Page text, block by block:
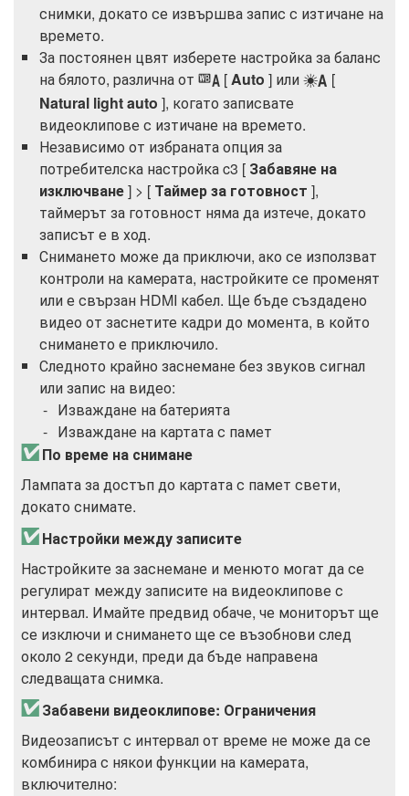
снимки, докато се извършва запис с изтичане на
времето.
За постоянен цвят изберете настройка за баланс
на бялото, различна от 4 [Auto ] или D [
Natural light auto ], когато записвате
видеоклипове с изтичане на времето.
Независимо от избраната опция за
потребителска настройка c3 [ Забавяне на
изключване] > [ Таймер за готовност ],
таймерът за готовност няма да изтече, докато
записът е в ход.
Снимането може да приключи, ако се използват
контроли на камерата, настройките се променят
или е свързан HDMI кабел. Ще бъде създадено
видео от заснетите кадри до момента, в който
снимането е приключило.
Следното крайно заснемане без звуков сигнал
или запис на видео:
Изваждане на батерията
Изваждане на картата с памет
По време на снимане
Лампата за достъп до картата с памет свети,
докато снимате.
Настройки между записите
Настройките за заснемане и менюто могат да се
регулират между записите на видеоклипове с
интервал. Имайте предвид обаче, че мониторът ще
се изключи и снимането ще се възобнови след
около 2 секунди, преди да бъде направена
следващата снимка.
Забавени видеоклипове: Ограничения
Видеозаписът с интервал от време не може да се
комбинира с някои функции на камерата,
включително: